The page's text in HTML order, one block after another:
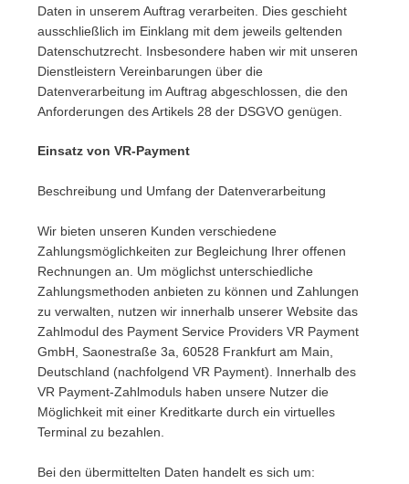
Daten in unserem Auftrag verarbeiten. Dies geschieht
ausschließlich im Einklang mit dem jeweils geltenden
Datenschutzrecht. Insbesondere haben wir mit unseren
Dienstleistern Vereinbarungen über die
Datenverarbeitung im Auftrag abgeschlossen, die den
Anforderungen des Artikels 28 der DSGVO genügen.
Einsatz von VR-Payment
Beschreibung und Umfang der Datenverarbeitung
Wir bieten unseren Kunden verschiedene
Zahlungsmöglichkeiten zur Begleichung Ihrer offenen
Rechnungen an. Um möglichst unterschiedliche
Zahlungsmethoden anbieten zu können und Zahlungen
zu verwalten, nutzen wir innerhalb unserer Website das
Zahlmodul des Payment Service Providers VR Payment
GmbH, Saonestraße 3a, 60528 Frankfurt am Main,
Deutschland (nachfolgend VR Payment). Innerhalb des
VR Payment-Zahlmoduls haben unsere Nutzer die
Möglichkeit mit einer Kreditkarte durch ein virtuelles
Terminal zu bezahlen.
Bei den übermittelten Daten handelt es sich um: